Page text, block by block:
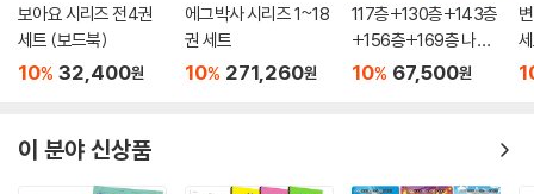
보아요 시리즈 전4권
세트 (보드북)
10% 32,400원
에그박사 시리즈 1~18
권 세트
10% 271,260원
117층+130층+143층
+156층+169층 나무
집 시리즈
10% 67,500원
이 분야 신상품